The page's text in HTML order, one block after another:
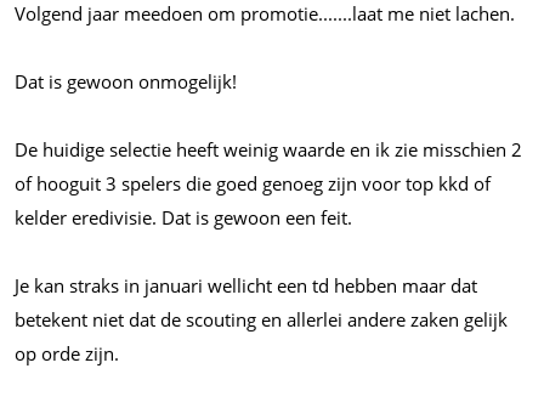
Volgend jaar meedoen om promotie.......laat me niet lachen.
Dat is gewoon onmogelijk!
De huidige selectie heeft weinig waarde en ik zie misschien 2
of hooguit 3 spelers die goed genoeg zijn voor top kkd of
kelder eredivisie. Dat is gewoon een feit.
Je kan straks in januari wellicht een td hebben maar dat
betekent niet dat de scouting en allerlei andere zaken gelijk
op orde zijn.